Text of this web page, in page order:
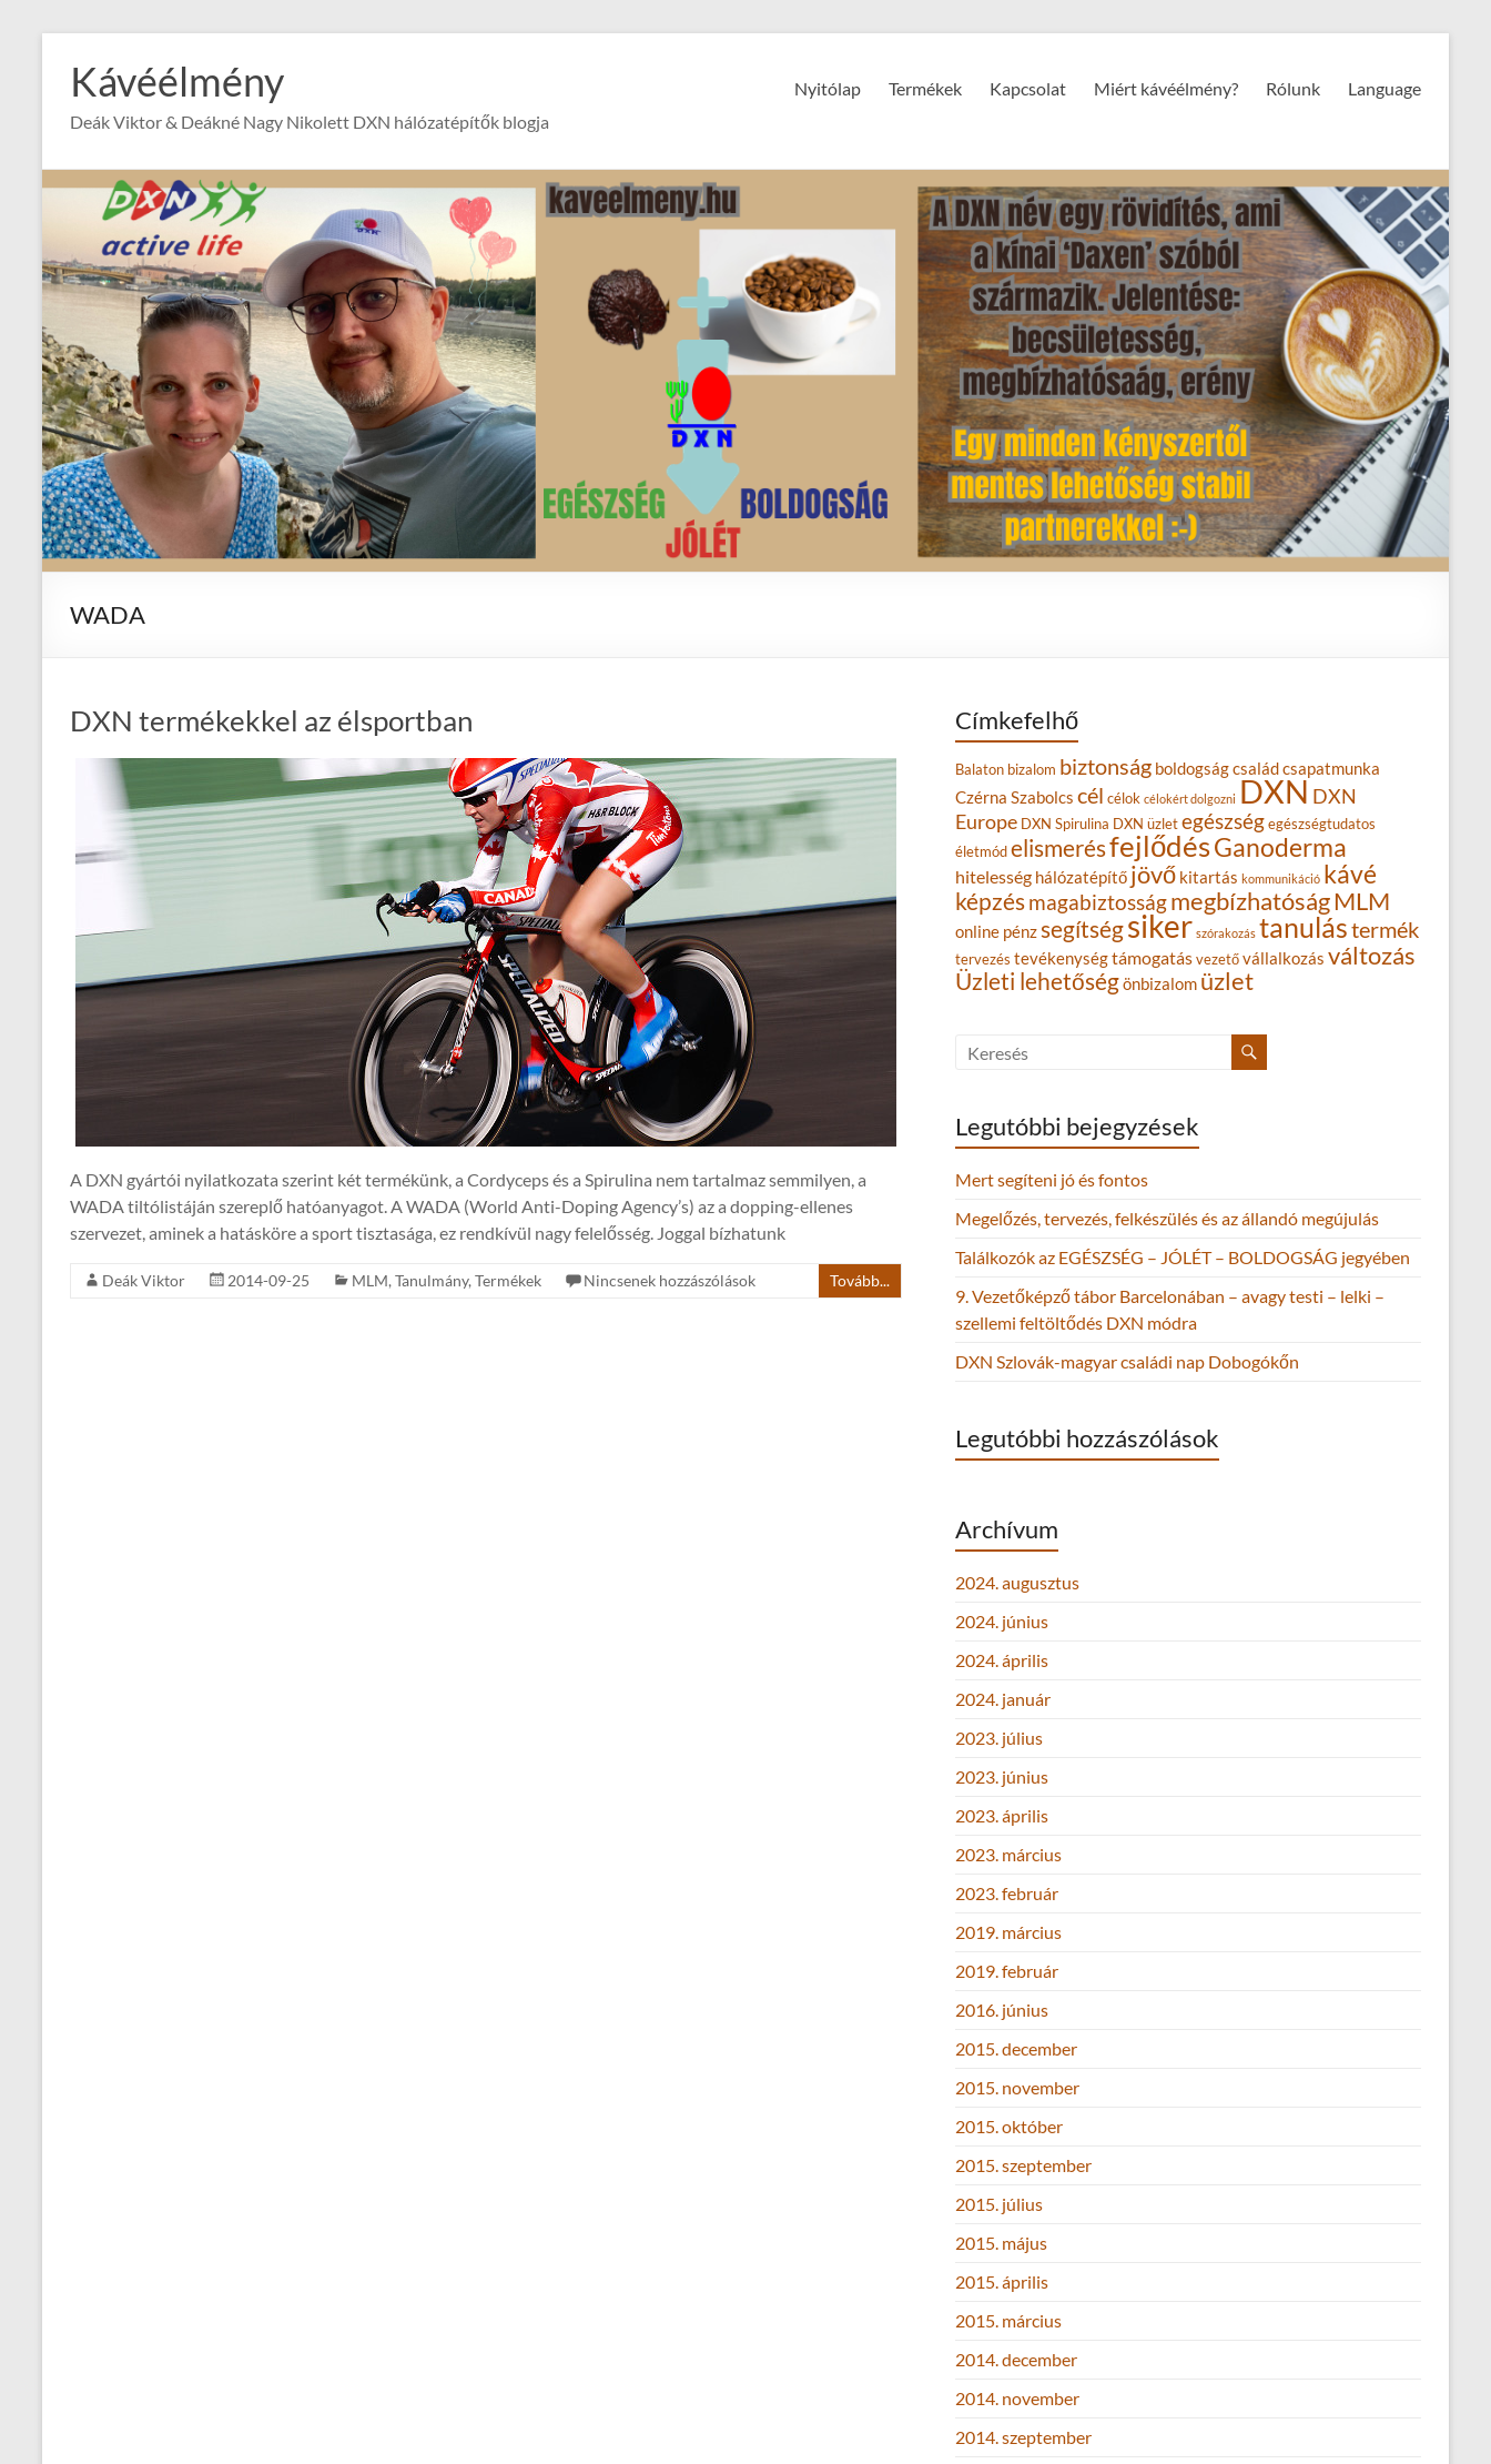
content
Kávéélmény
Deák Viktor & Deákné Nagy Nikolett DXN hálózatépítők blogja
Nyitólap Termékek Kapcsolat Miért kávéélmény? Rólunk Language
WADA
DXN termékekkel az élsportban
A DXN gyártói nyilatkozata szerint két termékünk, a Cordyceps és a Spirulina nem tartalmaz semmilyen, a
WADA tiltólistáján szereplő hatóanyagot. A WADA (World Anti-Doping Agency’s) az a dopping-ellenes
szervezet, aminek a hatásköre a sport tisztasága, ez rendkívül nagy felelősség. Joggal bízhatunk
Deák Viktor 2014-09-25 MLM, Tanulmány, Termékek Nincsenek hozzászólások Tovább...
Címkefelhő
Balaton bizalom biztonság boldogságcsaládcsapatmunka
Czérna Szabolcs cél célok célokért dolgozni DXNDXN
Europe DXN Spirulina DXN üzletegészségegészségtudatos
életmódelismerésfejlődésGanoderma
hitelesség hálózatépítő jövő kitartás kommunikáció kávé
képzésmagabiztosságmegbízhatóságMLM
online pénzsegítségsiker szórakozás tanulástermék
tervezés tevékenységtámogatásvezetővállalkozás változás
Üzleti lehetőségönbizalom üzlet
Legutóbbi bejegyzések
Mert segíteni jó és fontos
Megelőzés, tervezés, felkészülés és az állandó megújulás
Találkozók az EGÉSZSÉG – JÓLÉT – BOLDOGSÁG jegyében
9. Vezetőképző tábor Barcelonában – avagy testi – lelki –
szellemi feltöltődés DXN módra
DXN Szlovák-magyar családi nap Dobogókőn
Legutóbbi hozzászólások
Archívum
2024. augusztus
2024. június
2024. április
2024. január
2023. július
2023. június
2023. április
2023. március
2023. február
2019. március
2019. február
2016. június
2015. december
2015. november
2015. október
2015. szeptember
2015. július
2015. május
2015. április
2015. március
2014. december
2014. november
2014. szeptember